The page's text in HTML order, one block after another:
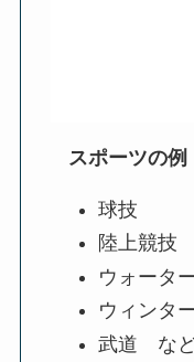
スポーツの例
球技
陸上競技
ウォータ
ウィンタ
武道 な